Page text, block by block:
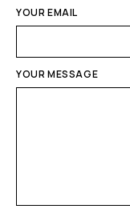
YOUR EMAIL
YOUR MESSAGE